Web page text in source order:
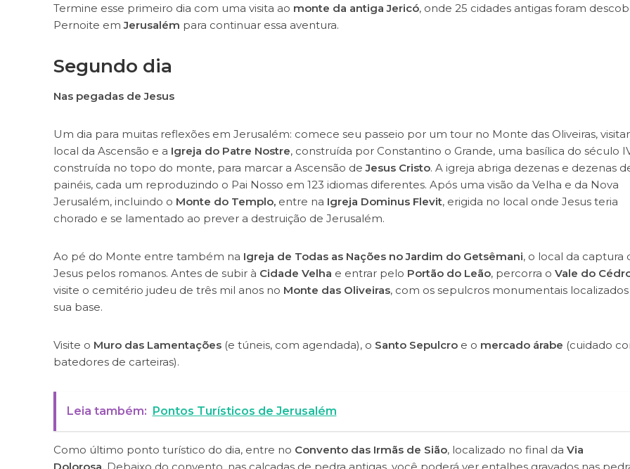
Termine esse primeiro dia com uma visita ao monte da antiga Jericó, onde 25 cidades antigas foram
Pernoite emJerusalém para continuar essa aventura.
Segundo dia
Nas pegadas de Jesus
Um dia para muitas reflexões em Jerusalém: comece seu passeio por um tour no Monte das Oliveiras,
local da Ascensão e a Igreja do Patre Nostre, construída por Constantino o Grande, uma basílica do século
construída no topo do monte, para marcar a Ascensão deJesus Cristo. A igreja abriga dezenas e dezenas
painéis, cada um reproduzindo o Pai Nosso em 123 idiomas diferentes. Após uma visão da Velha e da Nova
Jerusalém, incluindo o Monte do Templo,entre na Igreja Dominus Flevit, erigida no local onde Jesus teria
chorado e se lamentado ao prever a destruição de Jerusalém.
Ao pé do Monte entre também na Igreja de Todas as Nações no Jardim do Getsêmani, o local da captura
Jesus pelos romanos. Antes de subir à Cidade Velha e entrar pelo Portão do Leão, percorra o Vale do
visite o cemitério judeu de três mil anos no Monte das Oliveiras, com os sepulcros monumentais
sua base.
Visite o Muro das Lamentações(e túneis, com agendada), o Santo Sepulcro e o mercado árabe (cuidado
batedores de carteiras).
Leia também: Pontos Turísticos de Jerusalém
Como último ponto turístico do dia, entre no Convento das Irmãs de Sião, localizado no final da Via
Dolorosa.Debaixo do convento, nas calçadas de pedra antigas, você poderá ver entalhes gravados nas